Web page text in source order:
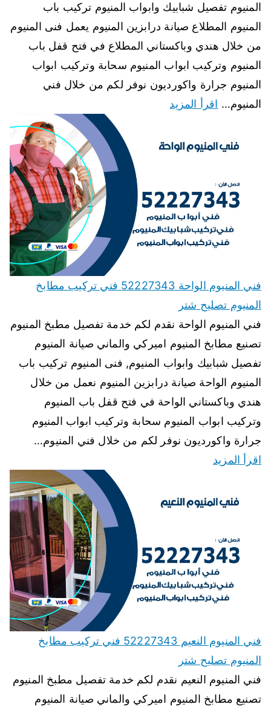
المنيوم تفصيل شبابيك وابواب المنيوم تركيب باب
المنيوم المطلاع صيانة درابزين المنيوم يعمل فنى المنيوم
من خلال هندي وباكستاني المطلاع في فتح قفل باب
المنيوم وتركيب ابواب المنيوم سحابة وتركيب ابواب
المنيوم جرارة واكورديون نوفر لكم من خلال فني
المنيوم… اقرأ المزيد
فني المنيوم الواحة 52227343 فني تركيب مطابخ
المنيوم تصليح شتر
فني المنيوم الواحة نقدم لكم خدمة تفصيل مطبخ المنيوم
تصنيع مطابخ المنيوم اميركي والماني صيانة المنيوم
تفصيل شبابيك وابواب المنيوم, فنى المنيوم تركيب باب
المنيوم الواحة صيانة درابزين المنيوم نعمل من خلال
هندي وباكستاني الواحة في فتح قفل باب المنيوم
وتركيب ابواب المنيوم سحابة وتركيب ابواب المنيوم
جرارة واكورديون نوفر لكم من خلال فني المنيوم…
اقرأ المزيد
فني المنيوم النعيم 52227343 فني تركيب مطابخ
المنيوم تصليح شتر
فني المنيوم النعيم نقدم لكم خدمة تفصيل مطبخ المنيوم
تصنيع مطابخ المنيوم اميركي والماني صيانة المنيوم